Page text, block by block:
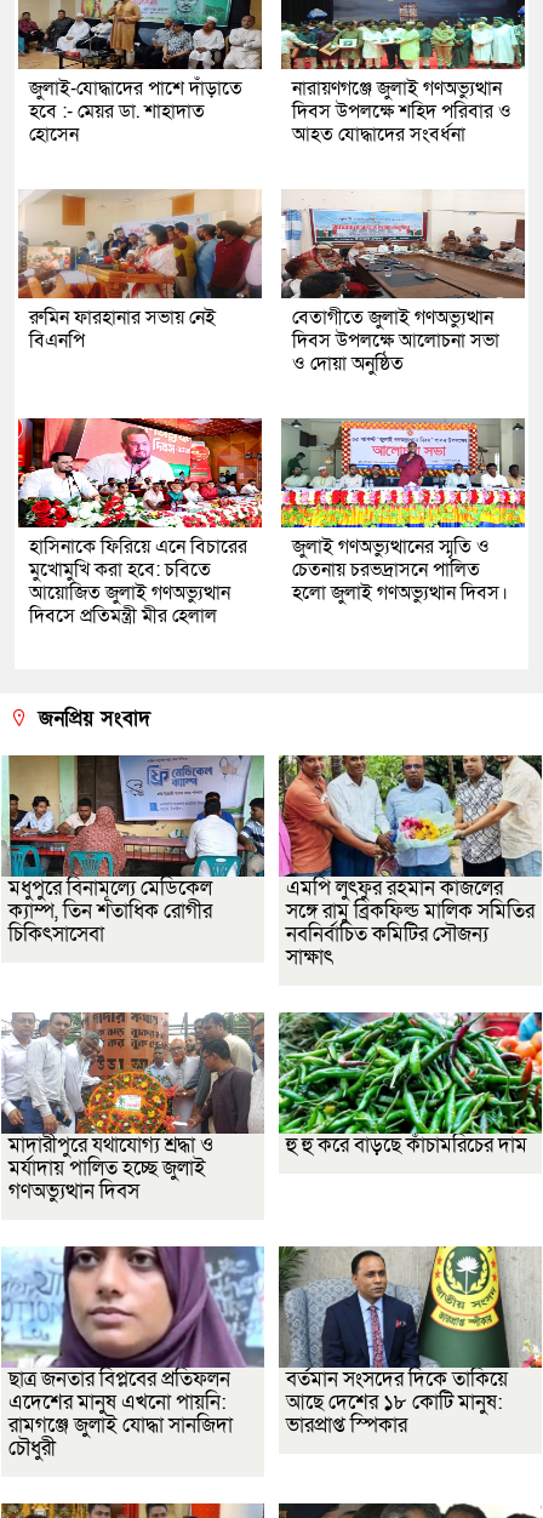
জুলাই-যোদ্ধাদের পাশে দাঁড়াতে
হবে :- মেয়র ডা. শাহাদাত
হোসেন
নারায়ণগঞ্জে জুলাই গণঅভ্যুত্থান
দিবস উপলক্ষে শহিদ পরিবার ও
আহত যোদ্ধাদের সংবর্ধনা
রুমিন ফারহানার সভায় নেই
বিএনপি
বেতাগীতে জুলাই গণঅভ্যুত্থান
দিবস উপলক্ষে আলোচনা সভা
ও দোয়া অনুষ্ঠিত
হাসিনাকে ফিরিয়ে এনে বিচারের
মুখোমুখি করা হবে: চবিতে
আয়োজিত জুলাই গণঅভ্যুত্থান
দিবসে প্রতিমন্ত্রী মীর হেলাল
জুলাই গণঅভ্যুত্থানের স্মৃতি ও
চেতনায় চরভদ্রাসনে পালিত
হলো জুলাই গণঅভ্যুত্থান দিবস।
জনপ্রিয় সংবাদ
মধুপুরে বিনামূল্যে মেডিকেল
ক্যাম্প, তিন শতাধিক রোগীর
চিকিৎসাসেবা
এমপি লুৎফুর রহমান কাজলের
সঙ্গে রামু ব্রিকফিল্ড মালিক সমিতির
নবনির্বাচিত কমিটির সৌজন্য
সাক্ষাৎ
মাদারীপুরে যথাযোগ্য শ্রদ্ধা ও
মর্যাদায় পালিত হচ্ছে জুলাই
গণঅভ্যুত্থান দিবস
হু হু করে বাড়ছে কাঁচামরিচের দাম
ছাত্র জনতার বিপ্লবের প্রতিফলন
এদেশের মানুষ এখনো পায়নি:
রামগঞ্জে জুলাই যোদ্ধা সানজিদা
চৌধুরী
বর্তমান সংসদের দিকে তাকিয়ে
আছে দেশের ১৮ কোটি মানুষ:
ভারপ্রাপ্ত স্পিকার